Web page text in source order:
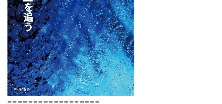
==================